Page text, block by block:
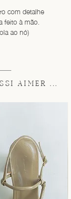
com detalhe
feito à mão.
ao nó)
AIMER ...